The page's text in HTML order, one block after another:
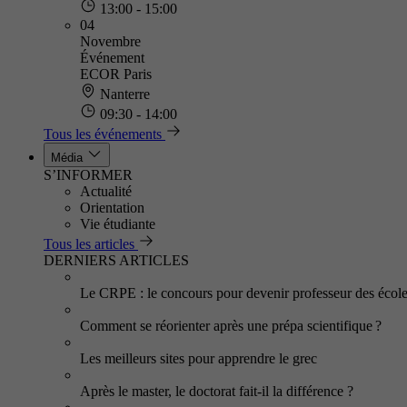
13:00 - 15:00
04
Novembre
Événement
ECOR Paris
Nanterre
09:30 - 14:00
Tous les événements
Média
S’INFORMER
Actualité
Orientation
Vie étudiante
Tous les articles
DERNIERS ARTICLES
Le CRPE : le concours pour devenir professeur des
Comment se réorienter après une prépa scientifique ?
Les meilleurs sites pour apprendre le grec
Après le master, le doctorat fait-il la différence ?